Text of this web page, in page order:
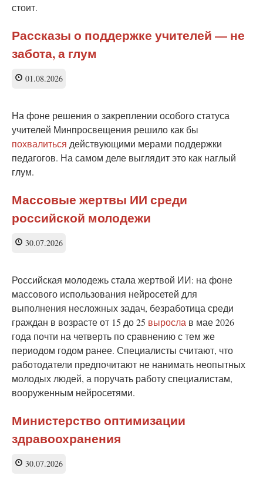
стоит.
Рассказы о поддержке учителей — не
забота, а глум
01.08.2026
На фоне решения о закреплении особого статуса
учителей Минпросвещения решило как бы
похвалиться действующими мерами поддержки
педагогов. На самом деле выглядит это как наглый
глум.
Массовые жертвы ИИ среди
российской молодежи
30.07.2026
Российская молодежь стала жертвой ИИ: на фоне
массового использования нейросетей для
выполнения несложных задач, безработица среди
граждан в возрасте от 15 до 25 выросла в мае 2026
года почти на четверть по сравнению с тем же
периодом годом ранее. Специалисты считают, что
работодатели предпочитают не нанимать неопытных
молодых людей, а поручать работу специалистам,
вооруженным нейросетями.
Министерство оптимизации
здравоохранения
30.07.2026